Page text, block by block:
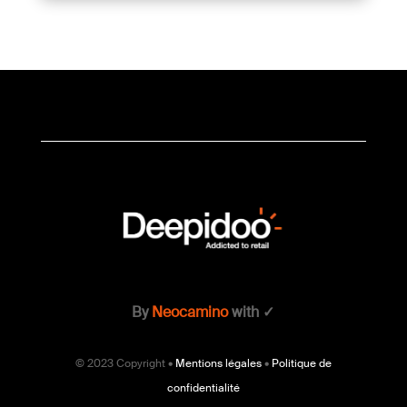
ByNeocaminowith ✓
© 2023 Copyright • Mentions légales• Politique de
confidentialité